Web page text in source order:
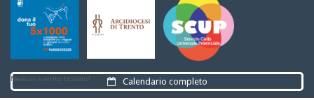
Nessun evento trovato! Calendario completo